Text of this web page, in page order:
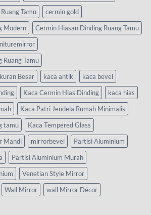
Tamu
cermin gold
Modern
Cermin Hiasan Dinding Ruang Tamu
Ruang Tamu
Besar
kaca antik
kaca bevel
Kaca Cermin Hias Dinding
kaca hias
Kaca Patri Jendela Rumah Minimalis
tamu
Kaca Tempered Glass
Mandi
mirrorbevel
Partisi Aluminium
Partisi Aluminium Murah
Venetian Style Mirror
Wall Mirror wall Mirror Décor